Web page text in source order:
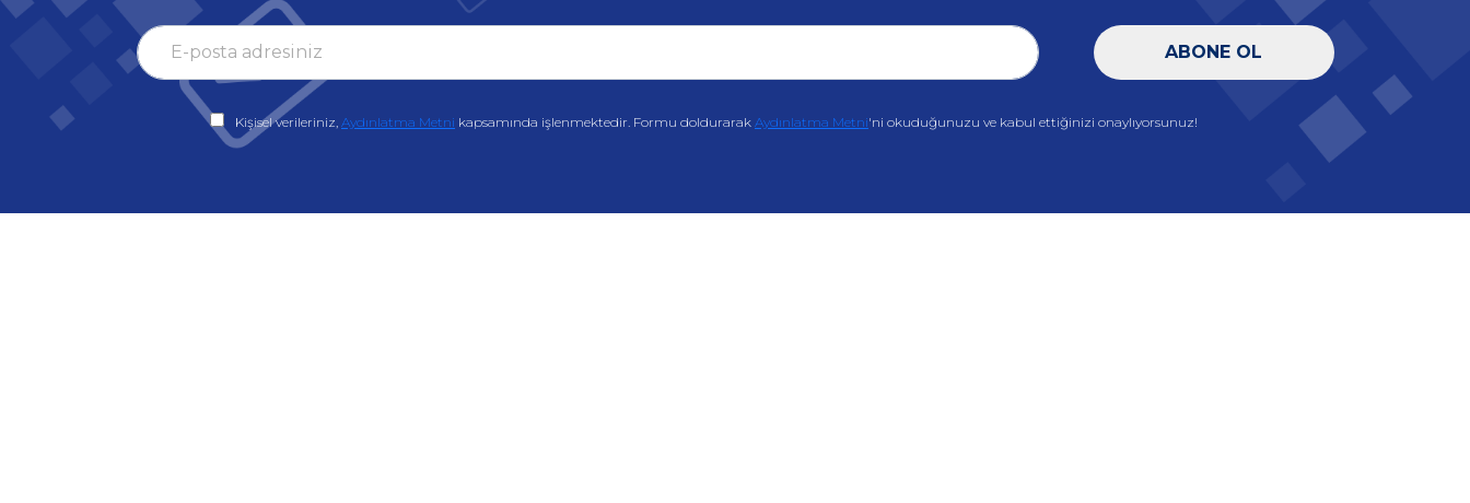
ABONE OL
Kişisel verileriniz, Aydınlatma Metni kapsamında işlenmektedir. Formu doldurarak Aydınlatma Metni'ni okuduğunuzu ve kabul ettiğinizi onaylıyorsunuz!